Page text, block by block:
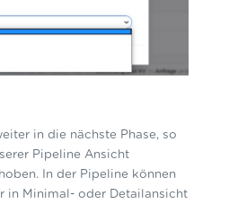
in die nächste Phase, so
Pipeline Ansicht
In der Pipeline können
in Minimal- oder Detailansicht